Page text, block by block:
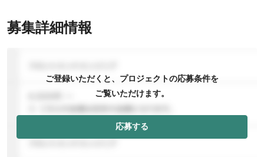
募集詳細情報
ご登録いただくと、プロジェクトの応募条件を
ご覧いただけます。
応募する